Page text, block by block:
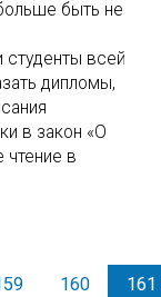
быть не
студенты всей
дипломы,
в закон «О
чтение в
160 161